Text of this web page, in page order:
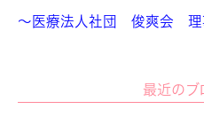
～医療法人社団 俊爽会
最近のブ